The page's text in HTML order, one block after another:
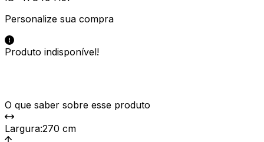
Personalize sua compra
Produto indisponível!
O que saber sobre esse produto
Largura:270 cm